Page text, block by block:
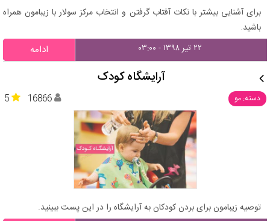
برای آشنایی بیشتر با نکات آفتاب گرفتن و انتخاب مرکز سولار با زیبامون همراه
باشید.
۲۲ تیر ۱۳۹۸ - ۰۳:۰۰ ادامه
آرایشگاه کودک
دسته: مو 5 16866
توصیه زیبامون برای بردن کودکان به آرایشگاه را در این پست ببینید.